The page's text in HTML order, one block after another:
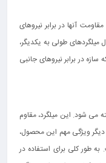
آنها در برابر نیروهای
طولی به یکدیگر،
در برابر نیروهای جانبی
می شود. این میلگرد، مقاوم‌
دیگر ویژگی مهم این محصول،
طور کلی برای استفاده در